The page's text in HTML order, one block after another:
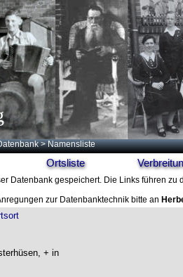
> Namensliste
Ortsliste
Datenbank gespeichert. Die Links führen zu
zur Datenbanktechnik bitte an
+ in